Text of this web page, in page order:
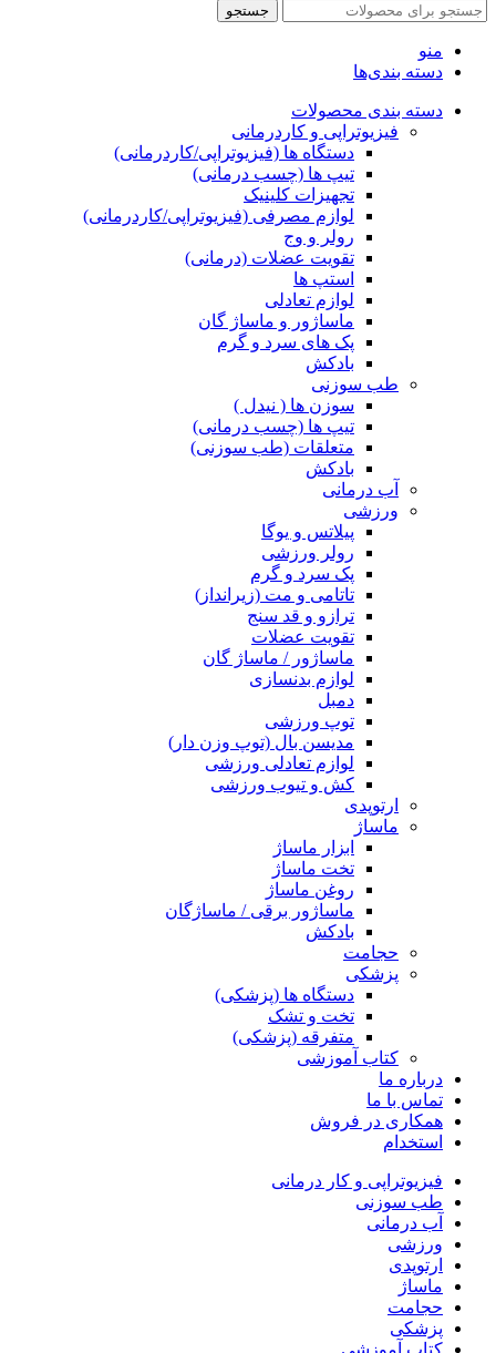
جستجو
منو
دسته بندی‌ها
دسته بندی محصولات
فیزیوتراپی و کاردرمانی
دستگاه ها (فیزیوتراپی/کاردرمانی)
تیپ ها (چسب درمانی)
تجهیزات کلینیک
لوازم مصرفی (فیزیوتراپی/کاردرمانی)
رولر و وج
تقویت عضلات (درمانی)
استپ ها
لوازم تعادلی
ماساژور و ماساژ گان
پک های سرد و گرم
بادکش
طب سوزنی
سوزن ها ( نیدل )
تیپ ها (چسب درمانی)
متعلقات (طب سوزنی)
بادکش
آب درمانی
ورزشی
پیلاتس و یوگا
رولر ورزشی
پک سرد و گرم
تاتامی و مت (زیرانداز)
ترازو و قد سنج
تقویت عضلات
ماساژور / ماساژ گان
لوازم بدنسازی
دمبل
توپ ورزشی
مدیسن بال (توپ وزن دار)
لوازم تعادلی ورزشی
کش و تیوب ورزشی
ارتوپدی
ماساژ
ابزار ماساژ
تخت ماساژ
روغن ماساژ
ماساژور برقی / ماساژگان
بادکش
حجامت
پزشکی
دستگاه ها (پزشکی)
تخت و تشک
متفرقه (پزشکی)
کتاب آموزشی
درباره ما
تماس با ما
همکاری در فروش
استخدام
فیزیوتراپی و کار درمانی
طب سوزنی
آب درمانی
ورزشی
ارتوپدی
ماساژ
حجامت
پزشکی